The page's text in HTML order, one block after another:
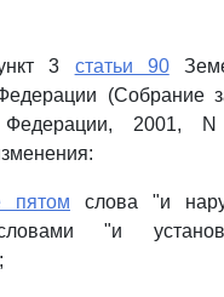
3 статьи 90
(Собрание
Федерации, 2001,
пятом слова "и
"и